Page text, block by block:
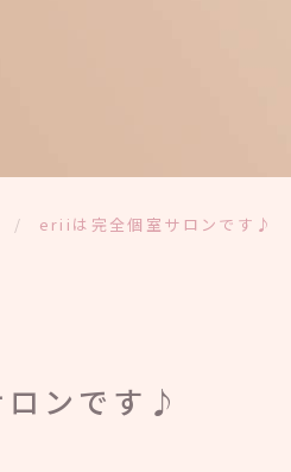
/ eriiは完全個室サロンです♪
ンです♪